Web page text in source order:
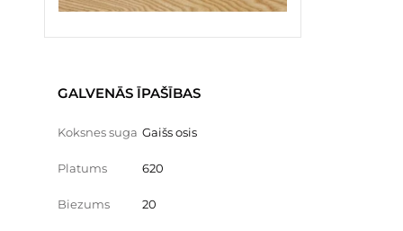
GALVENĀS ĪPAŠĪBAS
Koksnes suga Gaišs osis
Platums 620
Biezums 20